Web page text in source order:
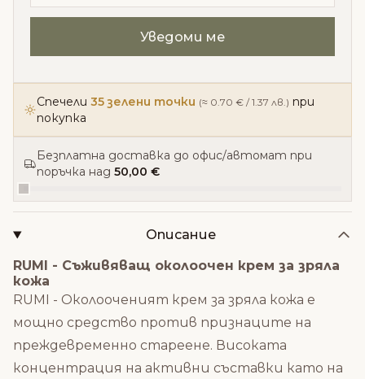
Спечели 35 зелени точки (≈ 0.70 € / 1.37 лв.) при
покупка
Безплатна доставка до офис/автомат при
поръчка над 50,00 €
Описание
RUMI - Съживяващ околоочен крем за зряла
кожа
RUMI - Околооченият крем за зряла кожа е
мощно средство против признаците на
преждевременно стареене. Високата
концентрация на активни съставки като на